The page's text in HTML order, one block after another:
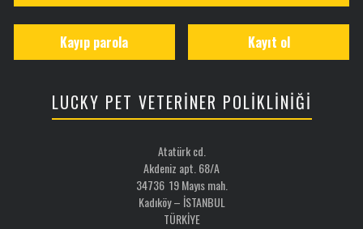
Kayıt ol
Kayıp parola
LUCKY PET VETERİNER POLİKLİNİĞİ
Atatürk cd.
Akdeniz apt. 68/A
34736 19 Mayıs mah.
Kadıköy – İSTANBUL
TÜRKİYE